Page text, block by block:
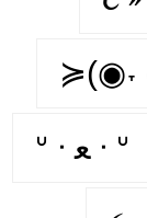
ᐡ ᐧ ﻌ ᐧ ᐡ